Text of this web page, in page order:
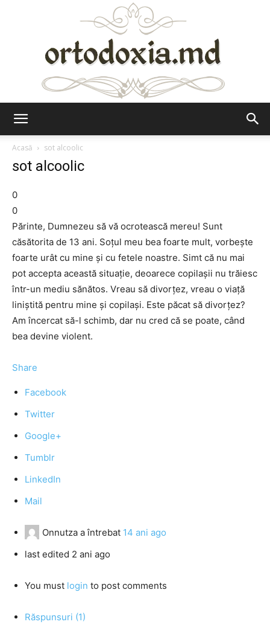
Acasă
sot alcoolic
sot alcoolic
0
0
Părinte, Dumnezeu să vă ocrotească mereu! Sunt
căsătorita de 13 ani. Soţul meu bea foarte mult, vorbeşte
foarte urât cu mine şi cu fetele noastre. Simt că nu mai
pot accepta această situaţie, deoarece copilaşii nu trăiesc
într-un mediu sănătos. Vreau să divorţez, vreau o viaţă
liniştită pentru mine şi copilaşi. Este păcat să divorţez?
Am încercat să-l schimb, dar nu cred că se poate, când
bea devine violent.
Share
Facebook
Twitter
Google+
Tumblr
LinkedIn
Mail
Onnutza a întrebat 14 ani ago
last edited 2 ani ago
You must login to post comments
Răspunsuri (1)